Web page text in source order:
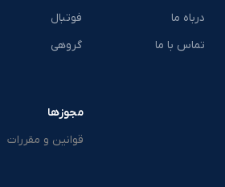
درباه ما
تماس با ما
فوتبال
گروهی
مجوزها
قوانین و مقررات